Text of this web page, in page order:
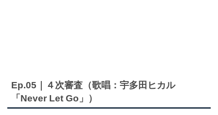
Ep.05｜４次審査（歌唱：宇多田ヒカル
「Never Let Go」）